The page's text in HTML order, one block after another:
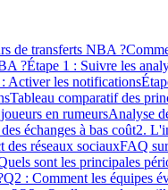
de transferts NBA ?
?Étape 1 : Suivre les
Activer les notifications
Tableau comparatif des
en rumeursAnalyse
échanges à bas coût2.
des réseaux sociauxFAQ
sont les principales
Q2 : Comment les équipes